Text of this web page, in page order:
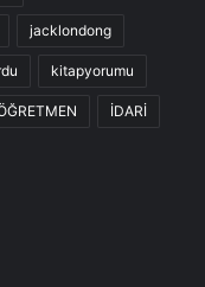
jacklondong
kitapyorumu
İDARİ